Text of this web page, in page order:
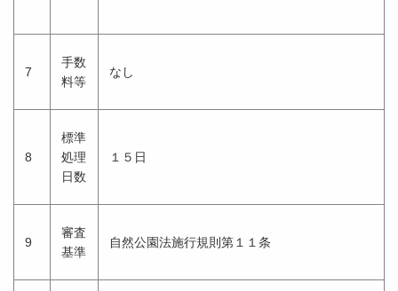
7
手数
料等
なし
8
標準
処理
日数
１５日
9
審査
基準
自然公園法施行規則第１１条